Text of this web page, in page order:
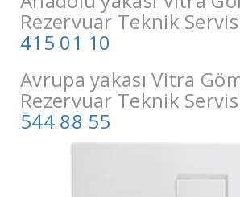
Rezervuar Teknik
415 01 10
Avrupa yakası Vitra
Rezervuar Teknik
544 88 55